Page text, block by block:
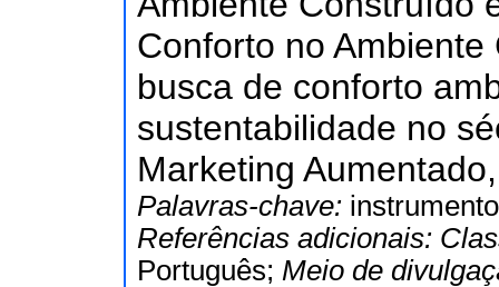
Conforto no
busca de conforto
sustentabilidade no
Marketing
Palavras-chave:
Referências adicionais:
Português; Meio de